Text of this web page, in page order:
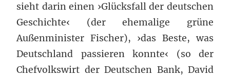
sieht darin einen ›Glücksfall der deutschen
Geschichte‹ (der ehemalige grüne
Außenminister Fischer), ›das Beste, was
Deutschland passieren konnte‹ (so der
Chefvolkswirt der Deutschen Bank, David